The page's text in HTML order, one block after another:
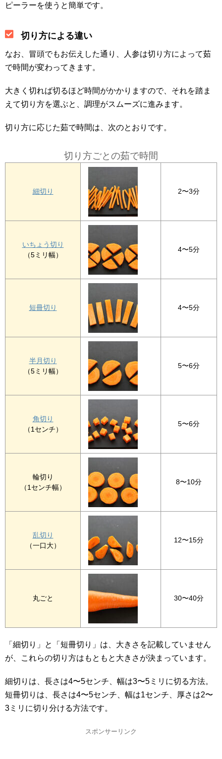
ピーラーを使うと簡単です。
切り方による違い
なお、冒頭でもお伝えした通り、人参は切り方によって茹
で時間が変わってきます。
大きく切れば切るほど時間がかかりますので、それを踏ま
えて切り方を選ぶと、調理がスムーズに進みます。
切り方に応じた茹で時間は、次のとおりです。
切り方ごとの茹で時間
細切り 2〜3分
いちょう切り
（5ミリ幅）
4〜5分
短冊切り 4〜5分
半月切り
（5ミリ幅）
5〜6分
角切り
（1センチ）
5〜6分
輪切り
（1センチ幅）
8〜10分
乱切り
（一口大）
12〜15分
丸ごと 30〜40分
「細切り」と「短冊切り」は、大きさを記載していません
が、これらの切り方はもともと大きさが決まっています。
細切りは、長さは4〜5センチ、幅は3〜5ミリに切る方法。
短冊切りは、長さは4〜5センチ、幅は1センチ、厚さは2〜
3ミリに切り分ける方法です。
スポンサーリンク